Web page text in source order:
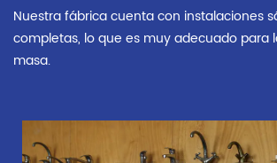
Nuestra fábrica cuenta con instalaciones
completas, lo que es muy adecuado para
masa.